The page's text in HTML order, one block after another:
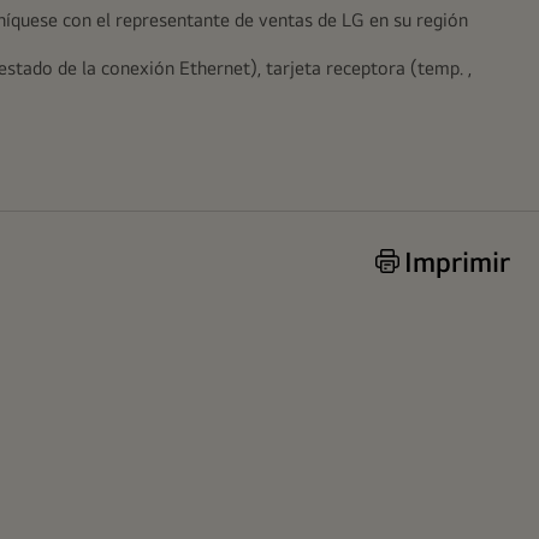
con el representante de ventas de LG en su región
de la conexión Ethernet), tarjeta receptora (temp. ,
Imprimir